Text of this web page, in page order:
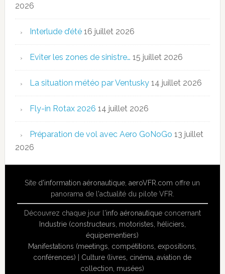
2026
Interlude d’été 16 juillet 2026
Eviter les zones de sinistre… 15 juillet 2026
La situation météo par Ventusky 14 juillet 2026
Fly-in Rotax 2026 14 juillet 2026
Préparation de vol avec Aero GoNoGo 13 juillet
2026
Site d'information aéronautique ,aeroVFR.com offre un
panorama de l'actualité du pilote VFR.
Découvrez chaque jour l'info aéronautiqueconcernant
Industrie (constructeurs, motoristes, héliciers,
équipementiers)
Manifestations (meetings, compétitions, expositions,
conférences)
Culture (livres, cinéma, aviation de
collection, musées)